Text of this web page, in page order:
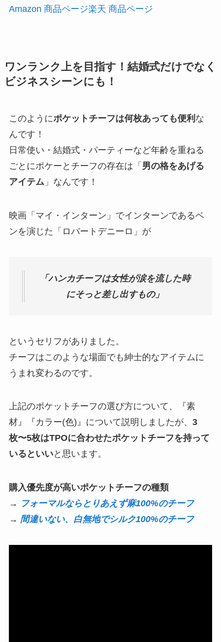
Amazon 商品ページ楽天 商品ページ
ワンランク上を目指す！結婚式だけでなく
ビジネスシーンにも！
このようにポケットチーフは何枚あっても便利 な
んです！
日常使い・結婚式・パーティーなど年齢を重ねる
ごとにポケーとチーフの存在は「 男の格をあげる
アイテム」なんです！
映画「マイ・インターン」でインターンであるベ
ンを演じた「ロバートデニーロ」が
「ハンカチーフは女性が涙を流した時
にそっと差し出すもの」
というセリフがありました。
チーフはこのような場面でも紳士的なアイテムに
うまれ変わるのです。
上記のポケットチーフの選び方について、『素
材』『カラー(色)』について説明しましたが、 3
枚〜5枚はTPOに合わせたポケットチーフを持って
いるといいと思います。
購入優先度が高いポケットチーフの種類
→ フォーマルならとりあえず麻100%のチーフ
→ 間違いない、白無地でシルク100%のチーフ